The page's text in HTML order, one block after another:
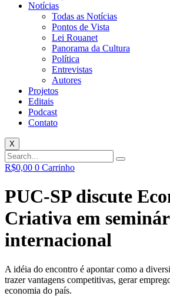
Notícias
Todas as Notícias
Pontos de Vista
Lei Rouanet
Panorama da Cultura
Política
Entrevistas
Autores
Projetos
Editais
Podcast
Contato
X
R$0,00 0 Carrinho
PUC-SP discute
Criativa em
internacional
A idéia do encontro é apontar como a
trazer vantagens competitivas, gerar
economia do país.